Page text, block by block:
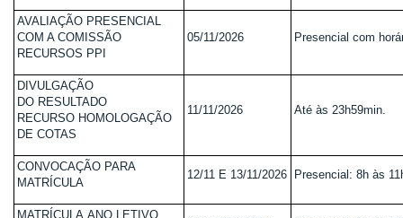
AVALIAÇÃO PRESENCIAL
COM A COMISSÃO
RECURSOS PPI
05/11/2026 Presencial com
DIVULGAÇÃO
DO RESULTADO
RECURSO HOMOLOGAÇÃO
DE COTAS
11/11/2026 Até às 23h59min.
CONVOCAÇÃO PARA
MATRÍCULA
12/11 E 13/11/2026 Presencial: 8h às
MATRÍCULA ANO LETIVO